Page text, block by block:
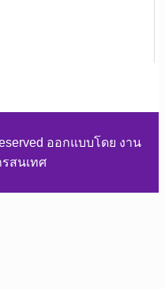
ออกแบบโดย งาน
สนเทศ